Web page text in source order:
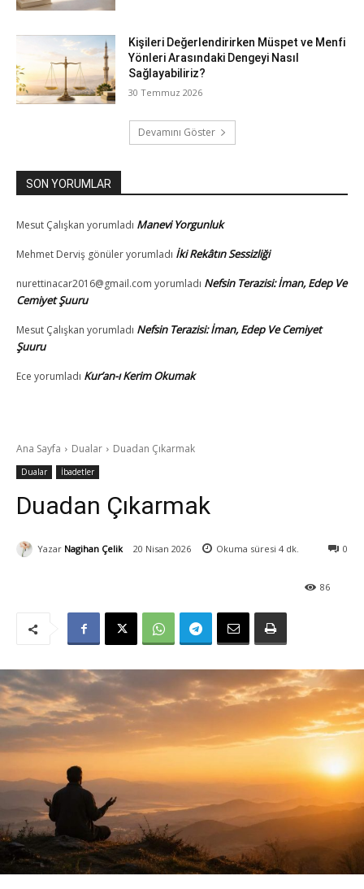
Kişileri Değerlendirirken Müspet ve Menfi
Yönleri Arasındaki Dengeyi Nasıl
Sağlayabiliriz?
30 Temmuz 2026
Devamını Göster
SON YORUMLAR
Mesut Çalışkan yorumladı Manevi Yorgunluk
Mehmet Derviş gönüleryorumladı İki Rekâtın Sessizliği
nurettinacar2016@gmail.com yorumladı Nefsin Terazisi: İman, Edep Ve
Cemiyet Şuuru
Mesut Çalışkan yorumladı Nefsin Terazisi: İman, Edep Ve Cemiyet
Şuuru
Ece yorumladı Kur’an-ı Kerim Okumak